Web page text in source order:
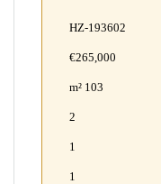
HZ-193602
€265,000
103 m²
2
1
1